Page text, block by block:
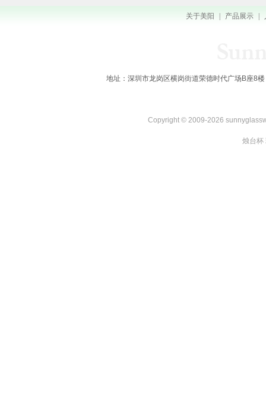
关于美阳 产品展示
地址：深圳市龙岗区横岗街道荣德时代广场B座8
Copyright © 2009-2026
烛台杯